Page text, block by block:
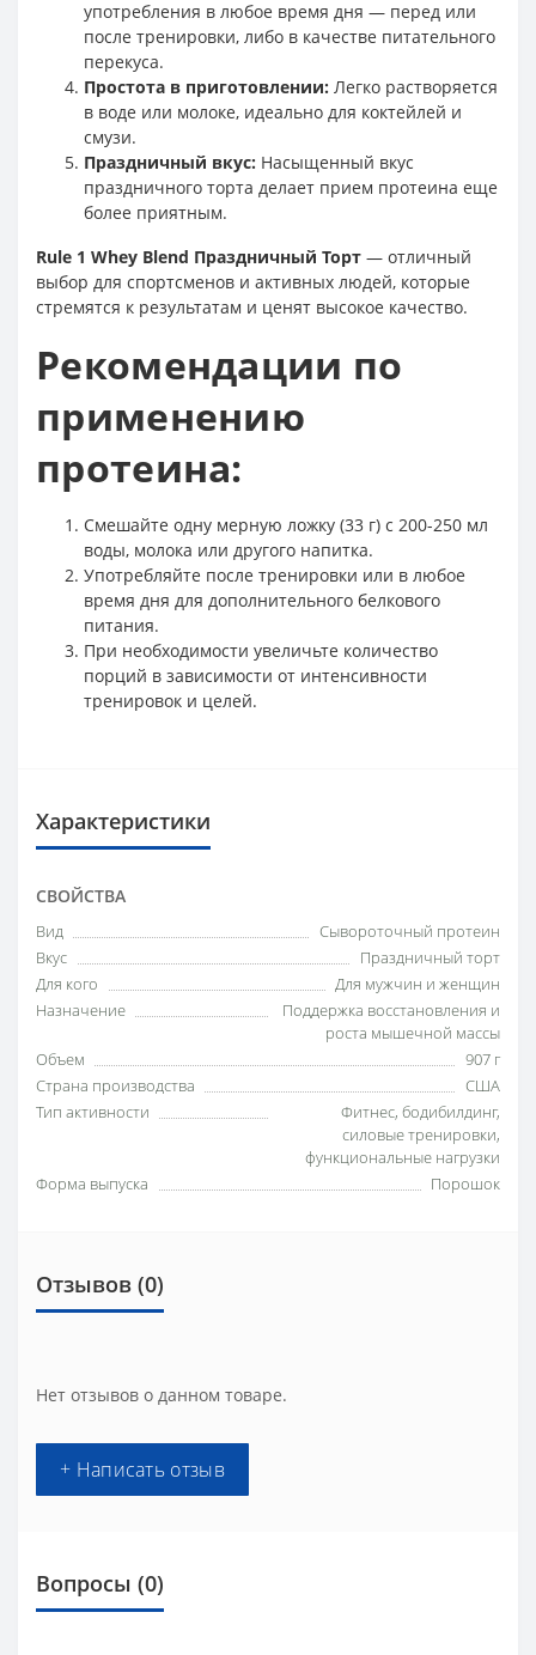
употребления в любое время дня — перед или
после тренировки, либо в качестве питательного
перекуса.
Простота в приготовлении: Легко растворяется
в воде или молоке, идеально для коктейлей и
смузи.
Праздничный вкус: Насыщенный вкус
праздничного торта делает прием протеина еще
более приятным.
Rule 1 Whey Blend Праздничный Торт — отличный
выбор для спортсменов и активных людей, которые
стремятся к результатам и ценят высокое качество.
Рекомендации по
применению
протеина:
Смешайте одну мерную ложку (33 г) с 200-250 мл
воды, молока или другого напитка.
Употребляйте после тренировки или в любое
время дня для дополнительного белкового
питания.
При необходимости увеличьте количество
порций в зависимости от интенсивности
тренировок и целей.
Характеристики
СВОЙСТВА
Вид
Сывороточный протеин
Вкус
Праздничный торт
Для кого
Для мужчин и женщин
Назначение
Поддержка восстановления и
роста мышечной массы
Объем
907 г
Страна производства
США
Тип активности
Фитнес, бодибилдинг,
силовые тренировки,
функциональные нагрузки
Форма выпуска
Порошок
Отзывов (0)
Нет отзывов о данном товаре.
+ Написать отзыв
Вопросы (0)